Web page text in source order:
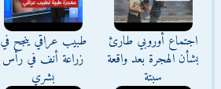
اجتماع أوروبي طارئ
بشأن الهجرة بعد واقعة
سبتة
طبيب عراقي ينجح في
زراعة أنف في رأس
بشري